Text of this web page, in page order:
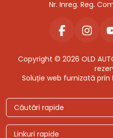
Nr. Inreg. Reg.
Copyright © 2026 OLD
Soluție web furnizată prin
Căutări rapide
Linkuri rapide